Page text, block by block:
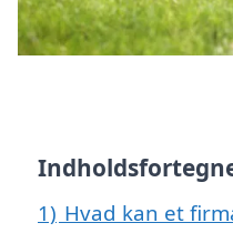
1) Hvad kan et